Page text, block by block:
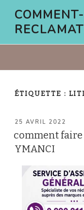
contenu
ÉTIQUETTE :
PUBLIÉ
25 AVRIL 2022
comment
YMANCI